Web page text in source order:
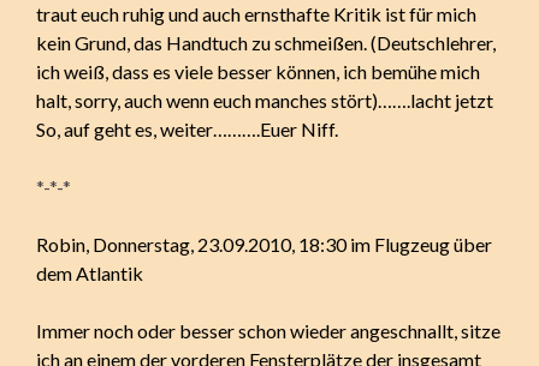
traut euch ruhig und auch ernsthafte Kritik ist für mich
kein Grund, das Handtuch zu schmeißen. (Deutschlehrer,
ich weiß, dass es viele besser können, ich bemühe mich
halt, sorry, auch wenn euch manches stört)…….lacht jetzt
So, auf geht es, weiter……….Euer Niff.
*-*-*
Robin, Donnerstag, 23.09.2010, 18:30 im Flugzeug über
dem Atlantik
Immer noch oder besser schon wieder angeschnallt, sitze
ich an einem der vorderen Fensterplätze der insgesamt